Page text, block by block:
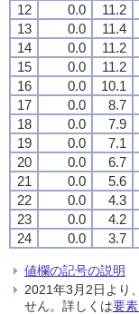
12
0.0 11.2
13
0.0 11.4
14
0.0 11.2
15
0.0 11.2
16
0.0 10.1
17
0.0 8.7
18
0.0 7.9
19
0.0 7.1
20
0.0 6.7
21
0.0 5.6
22
0.0 4.3
23
0.0 4.2
24
0.0 3.7
値欄の記号の説明
2021年3月2日より
せん。詳しくは要